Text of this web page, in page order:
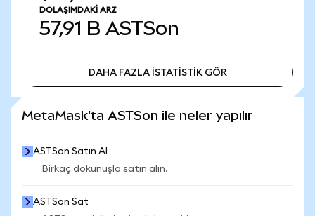
DOLAŞIMDAKI ARZ
57,91 B ASTSon
DAHA FAZLA İSTATİSTİK GÖR
MetaMask'ta ASTSon ile neler yapılır
ASTSon Satın Al
Birkaç dokunuşla satın alın.
ASTSon Sat